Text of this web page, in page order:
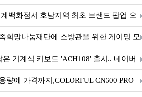
20 국내 출시 예정
백화점서 호남지역 최초 브랜드 팝업 오
희망나눔재단에 소방관을 위한 게이밍 모
은 기계식 키보드 'ACH108' 출시.. 네이버
량에 가격까지,COLORFUL CN600 PRO